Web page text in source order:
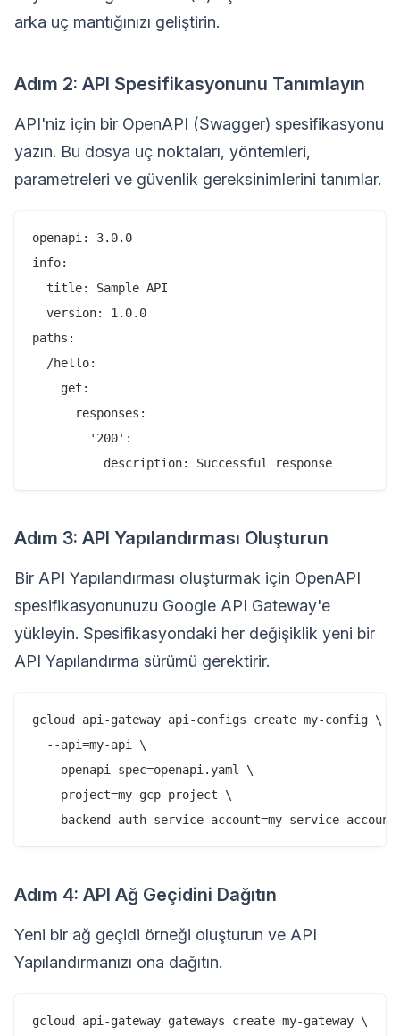
arka uç mantığınızı geliştirin.
Adım 2: API Spesifikasyonunu Tanımlayın
API'niz için bir OpenAPI (Swagger) spesifikasyonu
yazın. Bu dosya uç noktaları, yöntemleri,
parametreleri ve güvenlik gereksinimlerini tanımlar.
openapi: 3.0.0
info:
  title: Sample API
  version: 1.0.0
paths:
  /hello:
    get:
      responses:
        '200':
Adım 3: API Yapılandırması Oluşturun
Bir API Yapılandırması oluşturmak için OpenAPI
spesifikasyonunuzu Google API Gateway'e
yükleyin. Spesifikasyondaki her değişiklik yeni bir
API Yapılandırma sürümü gerektirir.
gcloud api-gateway api-configs create my-config \
  --api=my-api \
  --openapi-spec=openapi.yaml \
  --project=my-gcp-project \
Adım 4: API Ağ Geçidini Dağıtın
Yeni bir ağ geçidi örneği oluşturun ve API
Yapılandırmanızı ona dağıtın.
gcloud api-gateway gateways create my-gateway \